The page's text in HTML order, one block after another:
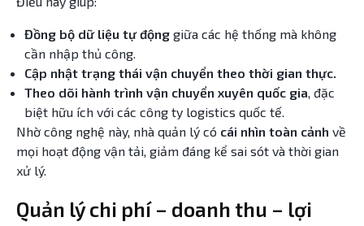
Đồng bộ dữ liệu tự động giữa các hệ thống mà không
cần nhập thủ công.
Cập nhật trạng thái vận chuyển theo thời gian thực.
Theo dõi hành trình vận chuyển xuyên quốc gia , đặc
biệt hữu ích với các công ty logistics quốc tế.
Nhờ công nghệ này, nhà quản lý có cái nhìn toàn cảnh về
mọi hoạt động vận tải, giảm đáng kể sai sót và thời gian
xử lý.
Quản lý chi phí – doanh thu – lợi